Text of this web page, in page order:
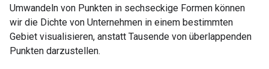
Umwandeln von Punkten in sechseckige Formen können
wir die Dichte von Unternehmen in einem bestimmten
Gebiet visualisieren, anstatt Tausende von überlappenden
Punkten darzustellen.